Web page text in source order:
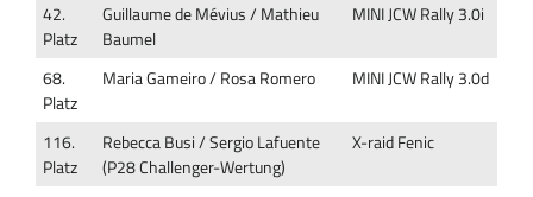
42.
Platz
Guillaume de Mévius / Mathieu
Baumel
MINI JCW Rally 3.0i
68.
Platz
Maria Gameiro / Rosa Romero MINI JCW Rally 3.0d
116.
Platz
Rebecca Busi / Sergio Lafuente
(P28 Challenger-Wertung)
X-raid Fenic